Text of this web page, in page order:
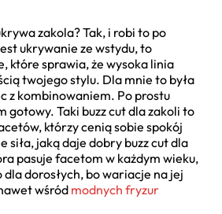
zakola? Tak, i robi to po
ukrywanie ze wstydu, to
które sprawia, że wysoka linia
twojego stylu. Dla mnie to była
z kombinowaniem. Po prostu
gotowy. Taki buzz cut dla zakoli to
którzy cenią sobie spokój
siła, jaką daje dobry buzz cut dla
pasuje facetom w każdym wieku,
dorosłych, bo wariacje na jej
wśród modnych fryzur